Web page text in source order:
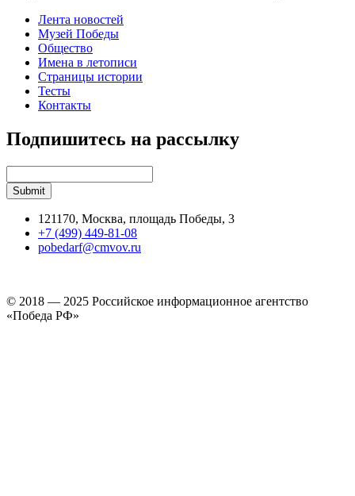
Лента новостей
Музей Победы
Общество
Имена в летописи
Страницы истории
Тесты
Контакты
Подпишитесь на рассылку
121170, Москва, площадь Победы, 3
+7 (499) 449-81-08
pobedarf@cmvov.ru
© 2018 — 2025 Российское информационное агентство
«Победа РФ»